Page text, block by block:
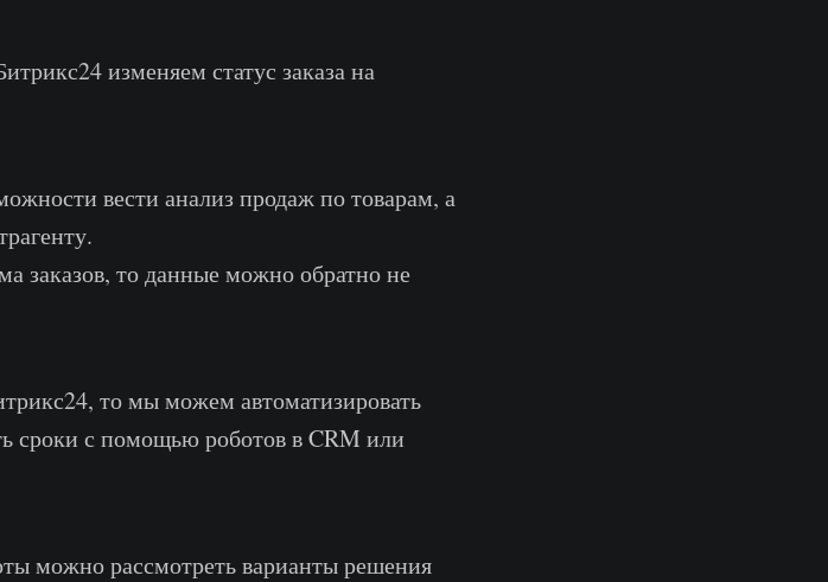
изменяем статус заказа на
вести анализ продаж по товарам, а
заказов, то данные можно обратно не
то мы можем автоматизировать
сроки с помощью роботов в CRM или
можно рассмотреть варианты решения